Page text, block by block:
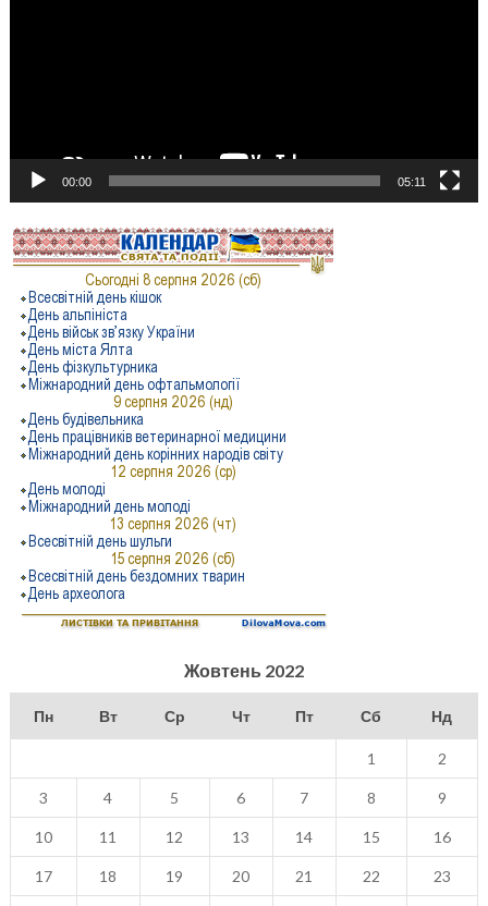
00:00 05:11
Жовтень 2022
Пн Вт Ср Чт Пт Сб Нд
1 2
3 4 5 6 7 8 9
10 11 12 13 14 15 16
17 18 19 20 21 22 23